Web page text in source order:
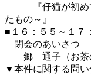
『仔猫が初めて
たもの～』
■１６：５５～１７
閉会のあいさつ
郷 通子（お茶
▼本件に関する問い